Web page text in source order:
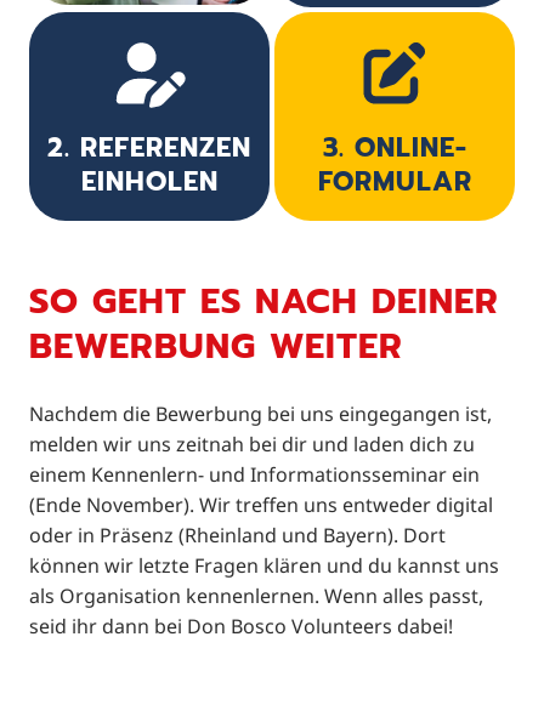
2. REFERENZEN
EINHOLEN
3. ONLINE-
FORMULAR
SO GEHT ES NACH DEINER
BEWERBUNG WEITER
Nachdem die Bewerbung bei uns eingegangen ist,
melden wir uns zeitnah bei dir und laden dich zu
einem Kennenlern- und Informationsseminar ein
(Ende November). Wir treffen uns entweder digital
oder in Präsenz (Rheinland und Bayern). Dort
können wir letzte Fragen klären und du kannst uns
als Organisation kennenlernen. Wenn alles passt,
seid ihr dann bei Don Bosco Volunteers dabei!